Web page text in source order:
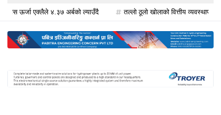
पेट्रोलियम
अन्तर्राष्ट्रिय
ऊर्जा
दक्षता
एक्लैले ४.३७ अर्बको ल्याउँदै तल्लाे ठूलाे खाेलाको वित्तीय व्यवस्थापन, १ वर्षभित्रै